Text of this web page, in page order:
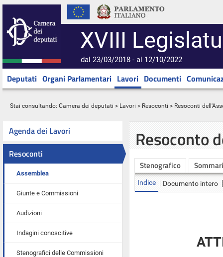
XVIII
dal 23/03/2018 - al 12/10/2022
Deputati Organi Parlamentari Lavori Documenti
Stai consultando: Camera dei deputati > Lavori > Resoconti > Resoconti
Agenda dei Lavori
Resoconti
Assemblea
Giunte e Commissioni
Audizioni
Indagini conoscitive
Stenografici delle Commissioni
Resoconto
Stenografico
Indice Documento intero